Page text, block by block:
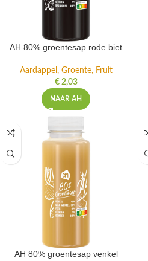
AH 80% groentesap rode biet
Aardappel, Groente, Fruit
€2,03
NAAR AH
AH 80% groentesap venkel